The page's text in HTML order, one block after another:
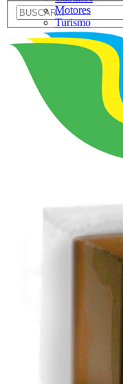
Motores
Turismo